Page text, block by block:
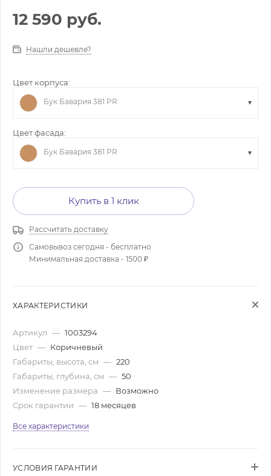
12 590 руб.
Нашли дешевле?
Цвет корпуса:
Бук Бавария 381 PR
Цвет фасада:
Бук Бавария 381 PR
Купить в 1 клик
Рассчитать доставку
Самовывоз сегодня - бесплатно
Минимальная доставка - 1500 ₽
ХАРАКТЕРИСТИКИ
Артикул — 1003294
Цвет — Коричневый
Габариты, высота, см — 220
Габариты, глубина, см — 50
Изменение размера — Возможно
Срок гарантии — 18 месяцев
Все характеристики
УСЛОВИЯ ГАРАНТИИ